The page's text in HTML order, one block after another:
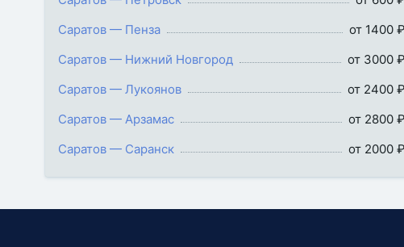
Саратов — Пенза
от 1400 ₽
Саратов — Нижний Новгород
от 3000 ₽
Саратов — Лукоянов
от 2400 ₽
Саратов — Арзамас
от 2800 ₽
Саратов — Саранск
от 2000 ₽